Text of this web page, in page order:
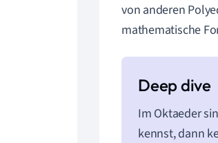
von anderen
mathematische
Im Oktaeder
kennst, dann